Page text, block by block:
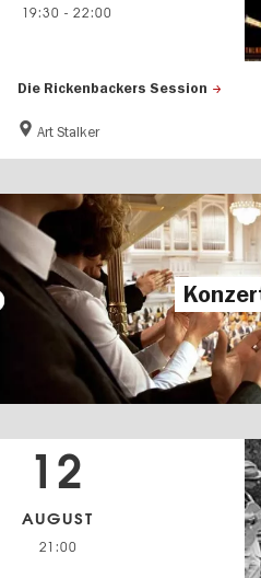
Die Rickenbackers Session
Art Stalker
19:30 - 22:00
12
AUGUST
21:00